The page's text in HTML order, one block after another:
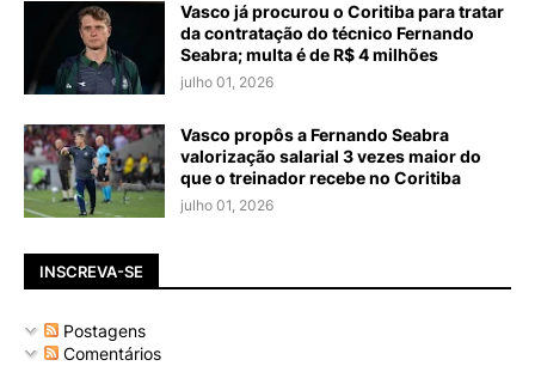
Vasco já procurou o Coritiba para tratar
da contratação do técnico Fernando
Seabra; multa é de R$ 4 milhões
julho 01, 2026
Vasco propôs a Fernando Seabra
valorização salarial 3 vezes maior do
que o treinador recebe no Coritiba
julho 01, 2026
INSCREVA-SE
Postagens
Comentários